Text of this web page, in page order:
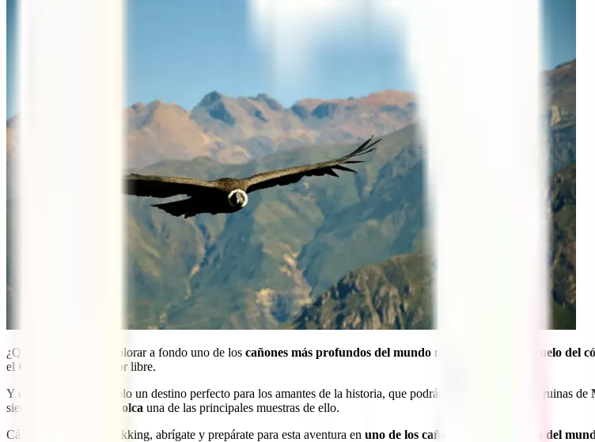
¿Quieres recorrer y explorar a fondo uno de los cañones más profundos del mundo mientras admiras el vuelo del
el Cañón del Colca
por libre.
Y es que
no es sólo un destino perfecto para los amantes de la historia, que podrán regocijarse con las ruinas de
siendo el
Cañón del Colca una de las principales muestras de ello.
Cálzate tus botas de trekking, abrígate y prepárate para esta aventura en uno de los cañones más hermosos del